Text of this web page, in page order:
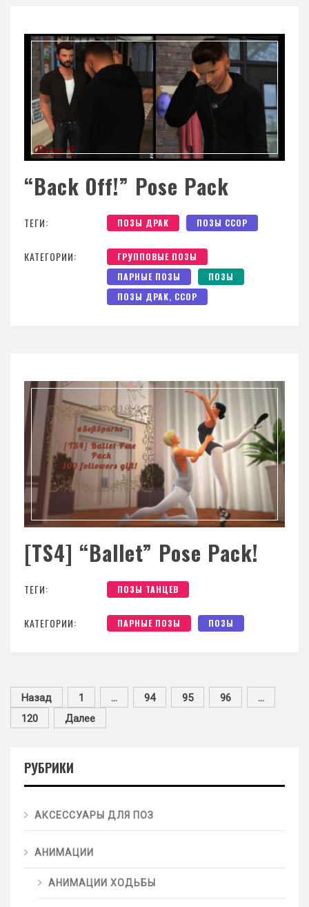
“Back Off!” Pose Pack
ТЕГИ: ПОЗЫ ДРАК ПОЗЫ ССОР
КАТЕГОРИИ:
ГРУППОВЫЕ ПОЗЫ
ПАРНЫЕ ПОЗЫ
ПОЗЫ
ПОЗЫ ДРАК, ССОР
[TS4] “Ballet” Pose Pack!
ТЕГИ: ПОЗЫ ТАНЦЕВ
КАТЕГОРИИ: ПАРНЫЕ ПОЗЫ ПОЗЫ
Назад 1 … 94 95 96
…
120
Далее
РУБРИКИ
АКСЕССУАРЫ ДЛЯ ПОЗ
АНИМАЦИИ
АНИМАЦИИ ХОДЬБЫ